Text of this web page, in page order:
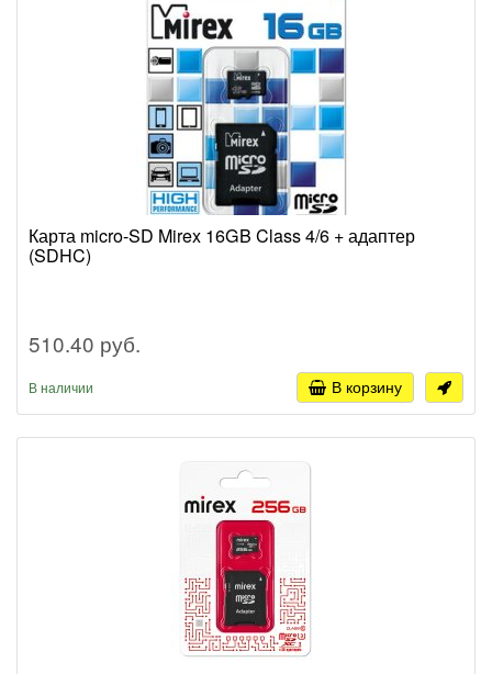
Карта micro-SD Mirex 16GB Class 4/6 + адаптер
(SDHC)
510.40 руб.
В наличии В корзину